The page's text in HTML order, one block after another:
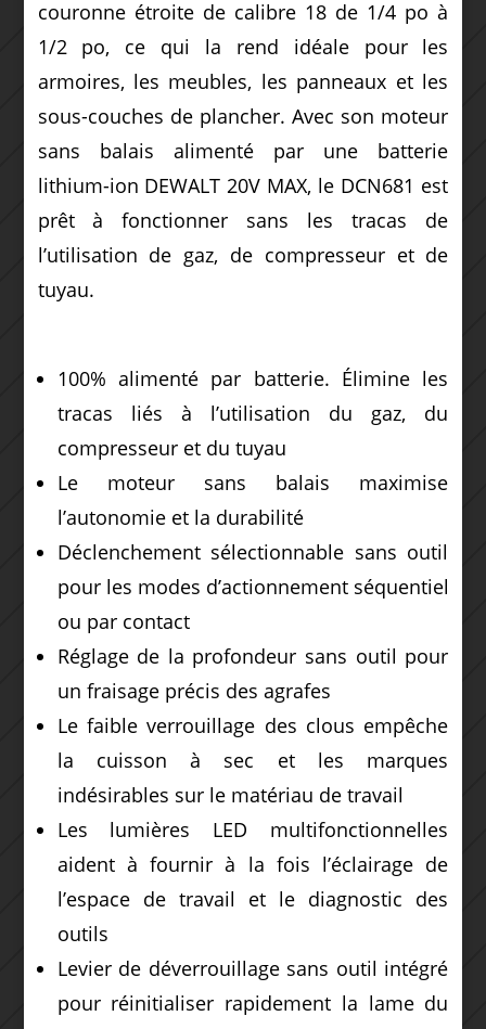
couronne étroite de calibre 18 de 1/4 po à
1/2 po, ce qui la rend idéale pour les
armoires, les meubles, les panneaux et les
sous-couches de plancher.Avec son moteur
sans balais alimenté par une batterie
lithium-ion DEWALT 20V MAX, le DCN681 est
prêt à fonctionner sans les tracas de
l’utilisation de gaz, de compresseur et de
tuyau.
100% alimenté par batterie. Élimine les
tracas liés à l’utilisation du gaz, du
compresseur et du tuyau
Le moteur sans balais maximise
l’autonomie et la durabilité
Déclenchement sélectionnable sans outil
pour les modes d’actionnement séquentiel
ou par contact
Réglage de la profondeur sans outil pour
un fraisage précis des agrafes
Le faible verrouillage des clous empêche
la cuisson à sec et les marques
indésirables sur le matériau de travail
Les lumières LED multifonctionnelles
aident à fournir à la fois l’éclairage de
l’espace de travail et le diagnostic des
outils
Levier de déverrouillage sans outil intégré
pour réinitialiser rapidement la lame du